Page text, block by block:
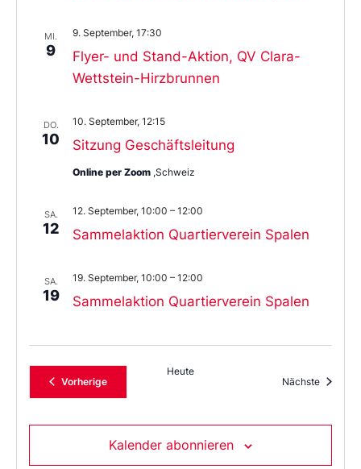
MI.
9
Flyer- und Stand-Aktion, QV Clara-
Wettstein-Hirzbrunnen
9. September, 17:30
DO.
10 Sitzung Geschäftsleitung
10. September, 12:15
Online per Zoom ,Schweiz
SA.
12 Sammelaktion Quartierverein Spalen
12. September, 10:00 – 12:00
SA.
19 Sammelaktion Quartierverein Spalen
19. September, 10:00 – 12:00
VorherigeVeranstaltungen
Heute
Nächste
Kalender abonnieren